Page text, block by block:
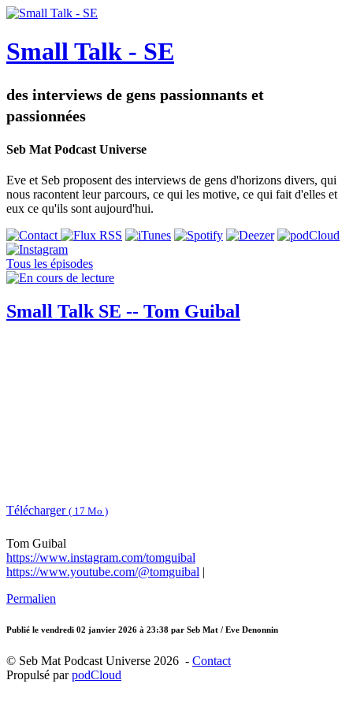
Small Talk - SE
des interviews de gens passionnants et
passionnées
Seb Mat Podcast Universe
Eve et Seb proposent des interviews de gens d'horizons divers, qui
nous racontent leur parcours, ce qui les motive, ce qui fait d'elles et
eux ce qu'ils sont aujourd'hui.
Tous les épisodes
Small Talk SE -- Tom Guibal
Télécharger ( 17 Mo )
Tom Guibal
https://www.instagram.com/tomguibal
https://www.youtube.com/@tomguibal |
Permalien
Publié le vendredi 02 janvier 2026 à 23:38 par Seb Mat / Eve Denonnin
© Seb Mat Podcast Universe 2026 - Contact
Propulsé parpodCloud